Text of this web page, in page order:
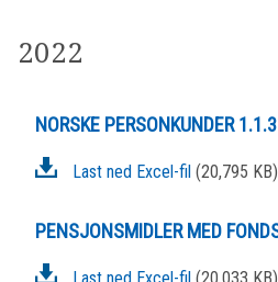
2022
NORSKE PERSONKUNDER
Last ned Excel-fil (20,795 KB)
PENSJONSMIDLER MED